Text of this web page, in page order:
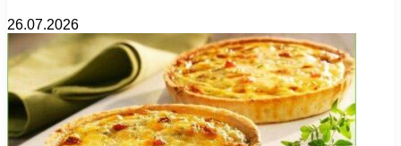
26.07.2026